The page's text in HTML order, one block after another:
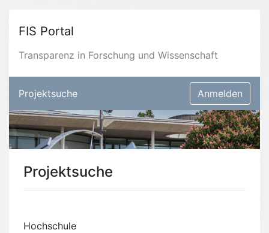
FIS Portal
Transparenz in Forschung und Wissenschaft
Projektsuche Anmelden
Projektsuche
Hochschule